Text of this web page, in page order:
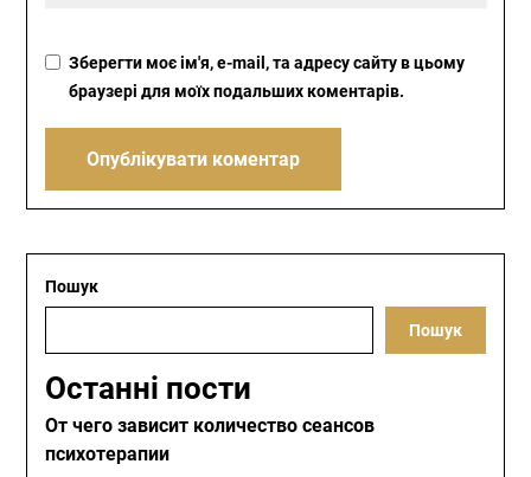
Зберегти моє ім'я, e-mail, та адресу сайту в цьому
браузері для моїх подальших коментарів.
Пошук
Пошук
Останні пости
От чего зависит количество сеансов
психотерапии